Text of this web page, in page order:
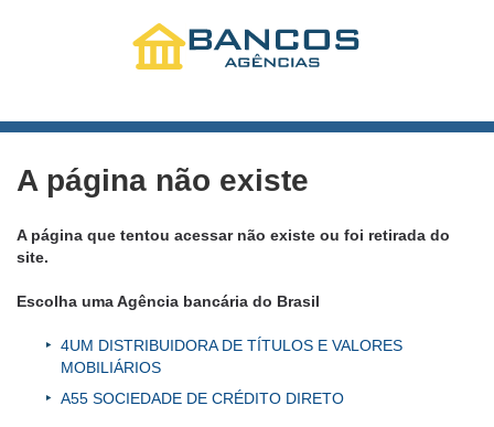
A página não existe
A página que tentou acessar não existe ou foi retirada do
site.
Escolha uma Agência bancária do Brasil
4UM DISTRIBUIDORA DE TÍTULOS E VALORES
MOBILIÁRIOS
A55 SOCIEDADE DE CRÉDITO DIRETO